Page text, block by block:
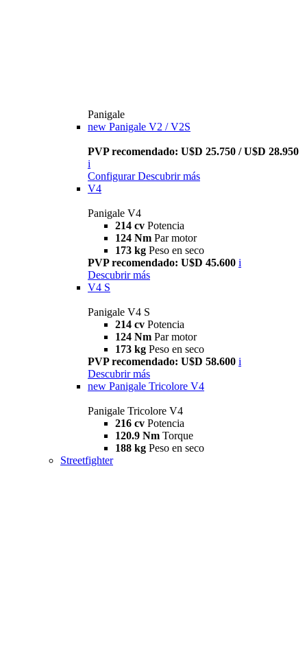
Panigale
new Panigale V2 / V2S
PVP recomendado: U$D 25.750 / U$D 28.950
i
Configurar Descubrir más
V4
Panigale V4
214 cv Potencia
124 Nm Par motor
173 kg Peso en seco
PVP recomendado: U$D 45.600 i
Descubrir más
V4 S
Panigale V4 S
214 cv Potencia
124 Nm Par motor
173 kg Peso en seco
PVP recomendado: U$D 58.600 i
Descubrir más
new Panigale Tricolore V4
Panigale Tricolore V4
216 cv Potencia
120.9 Nm Torque
188 kg Peso en seco
Streetfighter